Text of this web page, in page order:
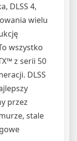
DLSS 4,
wielu
wszystko
z serii 50
DLSS
przez
stale